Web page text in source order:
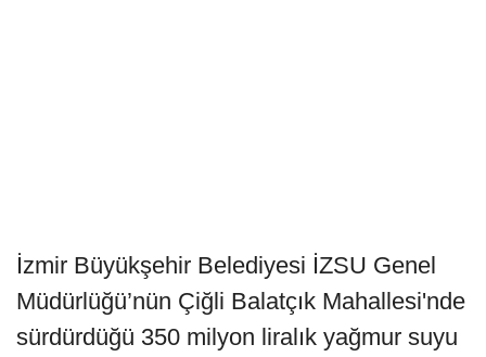
İzmir Büyükşehir Belediyesi İZSU Genel
Müdürlüğü’nün Çiğli Balatçık Mahallesi'nde
sürdürdüğü 350 milyon liralık yağmur suyu